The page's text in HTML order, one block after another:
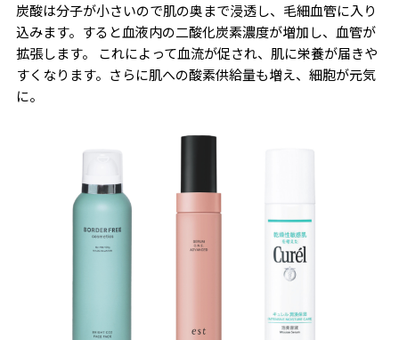
炭酸は分子が小さいので肌の奥まで浸透し、毛細血管に入り
込みます。すると血液内の二酸化炭素濃度が増加し、血管が
拡張します。 これによって血流が促され、肌に栄養が届きや
すくなります。さらに肌への酸素供給量も増え、細胞が元気
に。